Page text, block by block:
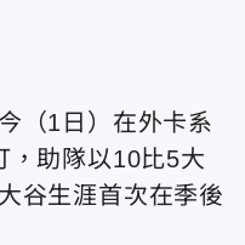
（1日）在外卡系
，助隊以10比5大
谷生涯首次在季後